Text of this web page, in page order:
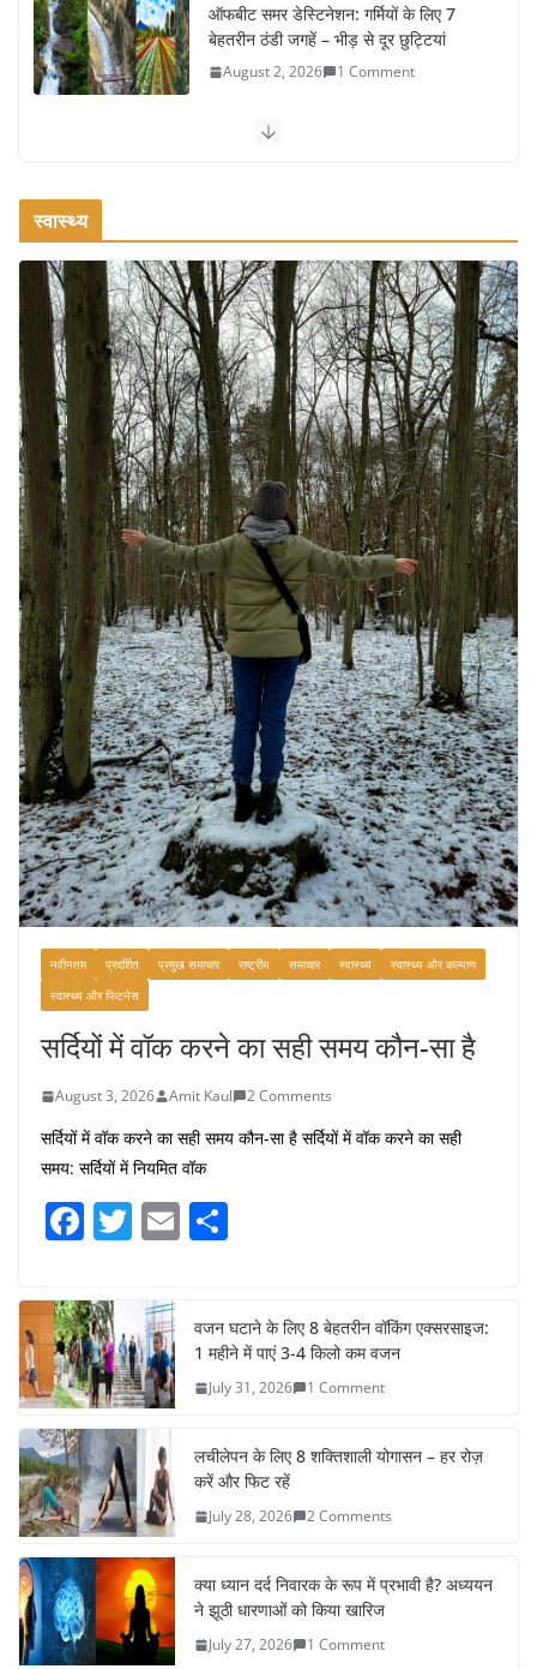
ऑफबीट समर डेस्टिनेशन: गर्मियों के लिए 7
बेहतरीन ठंडी जगहें – भीड़ से दूर छुट्टियां
August 2, 2026 1 Comment
कश्मीर यात्रा गाइड: प्राकृतिक सुंदरता और स्वादिष्ट भोजन का अनूठा संगम
वजन घटाने के लिए 8 बेहतरीन वॉकिंग एक्सरसाइज: 1 महीने में पाएं 3-4
किलो कम वजन
July 31, 2026 1 Comment
16 ज़रूरी कीबोर्ड शॉर्टकट्स जो आपकी
उत्पादकता को दोगुना कर देंगे
August 7, 2026 0 Comments
स्वास्थ्य
नवीनतम प्रदर्शित प्रमुख समाचार राष्ट्रीय समाचार स्वास्थ्य
स्वास्थ्य और कल्याण
स्वास्थ्य और फिटनेस
सर्दियों में वॉक करने का सही समय कौन-सा है
August 3, 2026 Amit Kaul 2 Comments
सर्दियों में वॉक करने का सही समय कौन-सा है सर्दियों में वॉक करने का सही
समय: सर्दियों में नियमित वॉक
F
c
e
b
o
o
k
T
itt
er
E
e
वजन घटाने के लिए 8 बेहतरीन वॉकिंग एक्सरसाइज:
1 महीने में पाएं 3-4 किलो कम वजन
July 31, 2026 1 Comment
लचीलेपन के लिए 8 शक्तिशाली योगासन – हर रोज़
करें और फिट रहें
July 28, 2026 2 Comments
क्या ध्यान दर्द निवारक के रूप में प्रभावी है? अध्ययन
ने झूठी धारणाओं को किया खारिज
July 27, 2026 1 Comment